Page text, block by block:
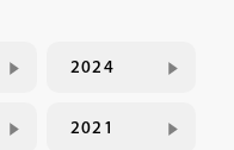
2024
2021